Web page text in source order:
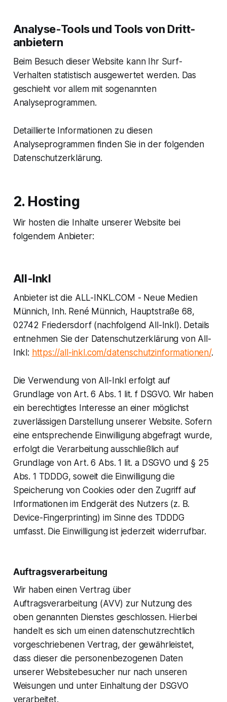
Analyse-Tools und Tools von Dritt­
anbietern
Beim Besuch dieser Website kann Ihr Surf-
Verhalten statistisch ausgewertet werden. Das
geschieht vor allem mit sogenannten
Analyseprogrammen.
Detaillierte Informationen zu diesen
Analyseprogrammen finden Sie in der folgenden
Datenschutzerklärung.
2. Hosting
Wir hosten die Inhalte unserer Website bei
folgendem Anbieter:
All-Inkl
Anbieter ist die ALL-INKL.COM - Neue Medien
Münnich, Inh. René Münnich, Hauptstraße 68,
02742 Friedersdorf (nachfolgend All-Inkl). Details
entnehmen Sie der Datenschutzerklärung von All-
Inkl: https://all-inkl.com/datenschutzinformationen/.
Die Verwendung von All-Inkl erfolgt auf
Grundlage von Art. 6 Abs. 1 lit. f DSGVO. Wir haben
ein berechtigtes Interesse an einer möglichst
zuverlässigen Darstellung unserer Website. Sofern
eine entsprechende Einwilligung abgefragt wurde,
erfolgt die Verarbeitung ausschließlich auf
Grundlage von Art. 6 Abs. 1 lit. a DSGVO und § 25
Abs. 1 TDDDG, soweit die Einwilligung die
Speicherung von Cookies oder den Zugriff auf
Informationen im Endgerät des Nutzers (z. B.
Device-Fingerprinting) im Sinne des TDDDG
umfasst. Die Einwilligung ist jederzeit widerrufbar.
Auftragsverarbeitung
Wir haben einen Vertrag über
Auftragsverarbeitung (AVV) zur Nutzung des
oben genannten Dienstes geschlossen. Hierbei
handelt es sich um einen datenschutzrechtlich
vorgeschriebenen Vertrag, der gewährleistet,
dass dieser die personenbezogenen Daten
unserer Websitebesucher nur nach unseren
Weisungen und unter Einhaltung der DSGVO
verarbeitet.